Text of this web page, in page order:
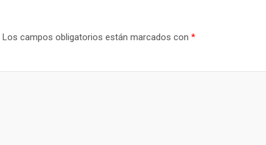
Los campos obligatorios están marcados con *